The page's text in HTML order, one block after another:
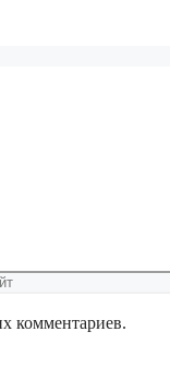
комментариев.